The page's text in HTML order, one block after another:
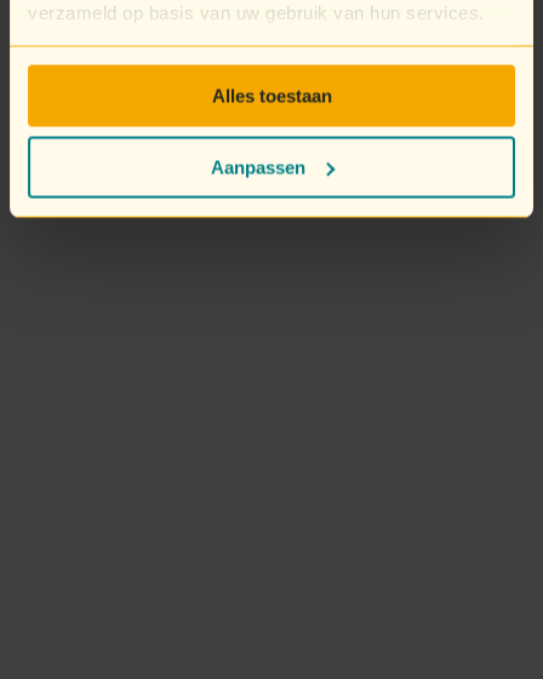
verzameld op basis van uw gebruik van hun services.
Alles toestaan
Aanpassen